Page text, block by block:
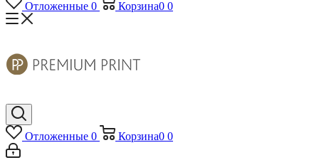
Отложенные 0 Корзина0 0
Отложенные 0 Корзина0 0